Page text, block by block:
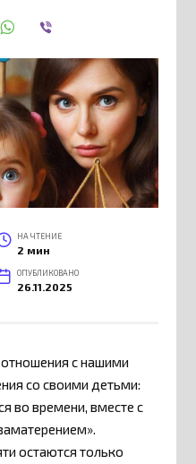
НА ЧТЕНИЕ
2 мин
ОПУБЛИКОВАНО
26.11.2025
с нашими
со своими детьми:
во времени, вместе с
остаются только